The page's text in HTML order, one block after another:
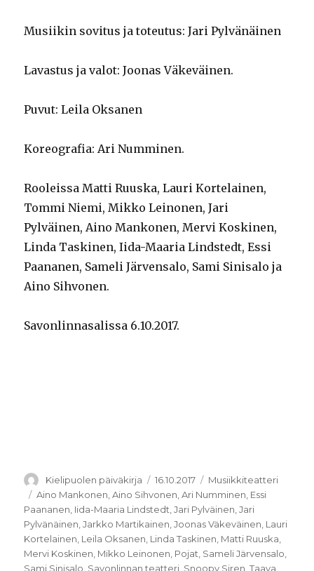
Musiikin sovitus ja toteutus: Jari Pylvänäinen
Lavastus ja valot: Joonas Väkeväinen.
Puvut: Leila Oksanen
Koreografia: Ari Numminen.
Rooleissa Matti Ruuska, Lauri Kortelainen,
Tommi Niemi, Mikko Leinonen, Jari
Pylväinen, Aino Mankonen, Mervi Koskinen,
Linda Taskinen, Iida-Maaria Lindstedt, Essi
Paananen, Sameli Järvensalo, Sami Sinisalo ja
Aino Sihvonen.
Savonlinnasalissa 6.10.2017.
Kirjoittaja
Kielipuolen päiväkirja Julkaistu
16.10.2017 Kategoriat
Musiikkiteatteri
Avainsanat
Aino Mankonen ,Aino Sihvonen ,Ari Numminen Essi
Paananen Iida-Maaria Lindstedt ,Jari Pylväinen ,Jari
Pylvänäinen ,Jarkko Martikainen ,Joonas Väkeväinen Lauri
Kortelainen Leila Oksanen Linda Taskinen Matti Ruuska
Mervi Koskinen Mikko Leinonen Pojat Sameli Järvensalo
Sami Sinisalo Savonlinnan teatteri Snoopy Siren ,Taava